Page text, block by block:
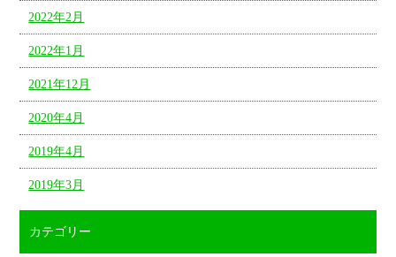
2022年2月
2022年1月
2021年12月
2020年4月
2019年4月
2019年3月
カテゴリー